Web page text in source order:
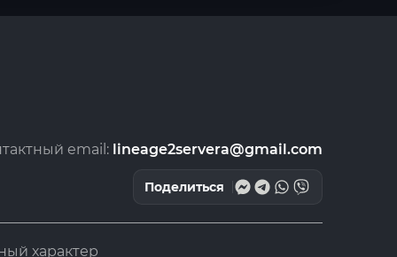
email: lineage2servera@gmail.com
Поделиться
характер